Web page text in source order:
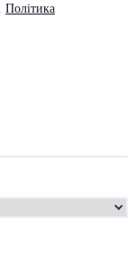
Політика